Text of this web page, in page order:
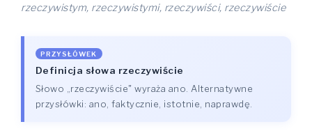
rzeczywistym, rzeczywistymi, rzeczywiści, rzeczywiście
PRZYSŁÓWEK
Definicja słowa rzeczywiście
Słowo „rzeczywiście" wyraża ano. Alternatywne
przysłówki: ano, faktycznie, istotnie, naprawdę.